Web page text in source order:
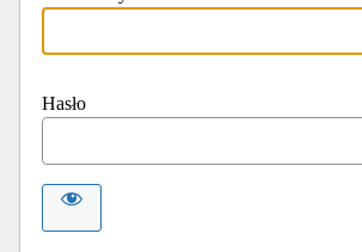
Hasło